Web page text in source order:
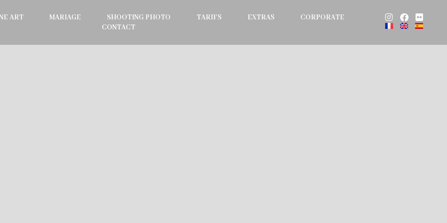
ART MARIAGE SHOOTING PHOTO TARIFS EXTRAS
CORPORATE
CONTACT
Instagram
Facebook
Flickr